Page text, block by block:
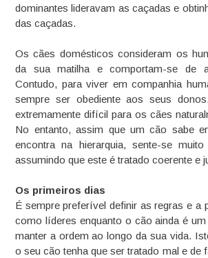
dominantes lideravam as caçadas e
das caçadas.
Os cães domésticos consideram os
da sua matilha e comportam-se de
Contudo, para viver em companhia
sempre ser obediente aos seus
extremamente difícil para os cães
No entanto, assim que um cão sabe
encontra na hierarquia, sente-se
assumindo que este é tratado coerente e
Os primeiros dias
É sempre preferível definir as regras e a
como líderes enquanto o cão ainda é
manter a ordem ao longo da sua vida.
o seu cão tenha que ser tratado mal e de